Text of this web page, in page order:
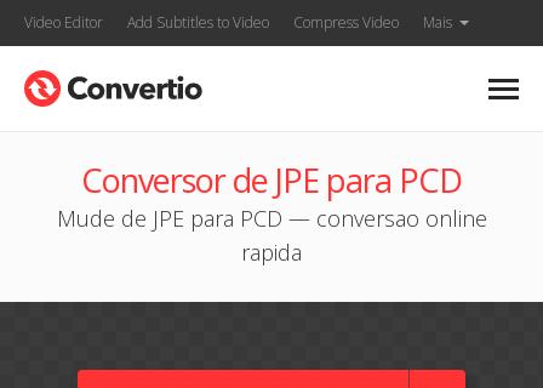
Video Editor Add Subtitles to Video Compress Video Mais
Conversor de JPE para PCD
Mude de JPE para PCD — conversao online
rapida